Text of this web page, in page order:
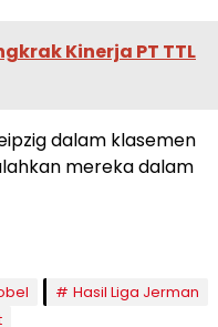
Kinerja PT TTL
dalam klasemen
mereka dalam
Hasil Liga Jerman